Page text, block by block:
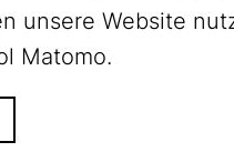
unsere Website
Matomo.